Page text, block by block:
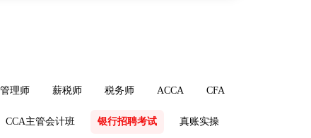
理师 薪税师 税务师 ACCA CFA
CCA主管会计班 银行招聘考试 真账实操